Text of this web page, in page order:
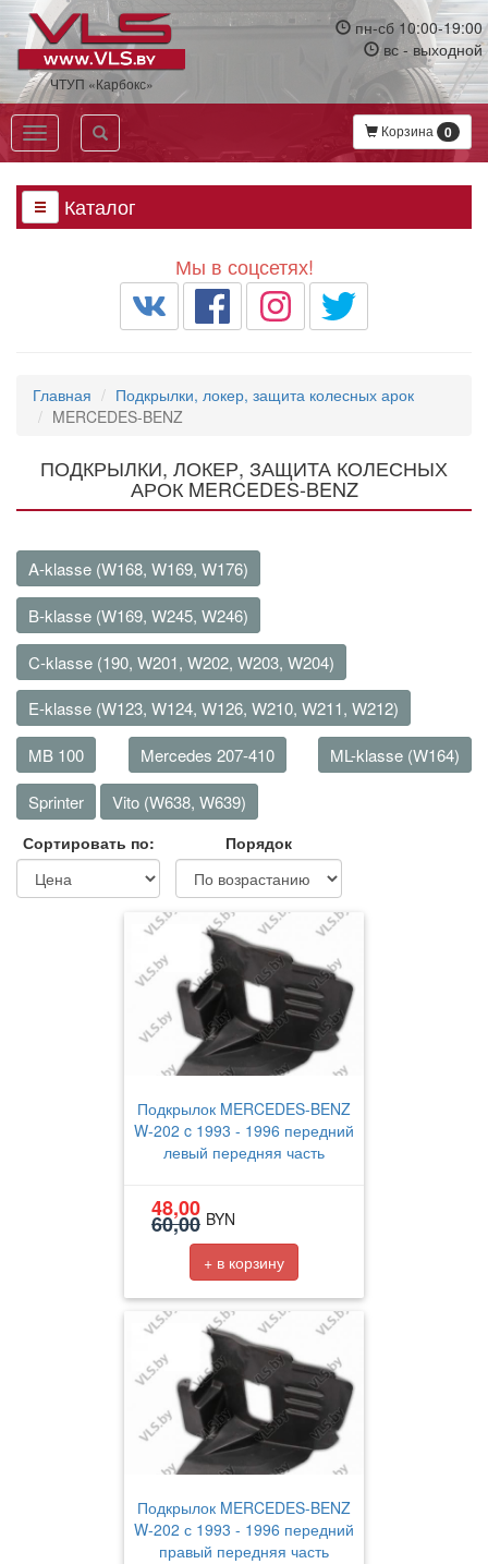
Перейти
к
основному
содержаниюЧТУП «Карбокс»
пн-сб 10:00-19:00
вс - выходной
Корзина 0
Toggle
navigation
Каталог
Мы в соцсетях!
Главная
Подкрылки, локер, защита колесных арок
MERCEDES-BENZ
ПОДКРЫЛКИ, ЛОКЕР, ЗАЩИТА КОЛЕСНЫХ
АРОК MERCEDES-BENZ
A-klasse (W168, W169, W176)
B-klasse (W169, W245, W246)
C-klasse (190, W201, W202, W203, W204)
E-klasse (W123, W124, W126, W210, W211, W212)
MB 100 Mercedes 207-410 ML-klasse (W164)
Sprinter Vito (W638, W639)
Сортировать по: Порядок
Подкрылок MERCEDES-BENZ
W-202 c 1993 - 1996 передний
левый передняя часть
48,00
60,00 BYN
+ в корзину
Подкрылок MERCEDES-BENZ
W-202 с 1993 - 1996 передний
правый передняя часть